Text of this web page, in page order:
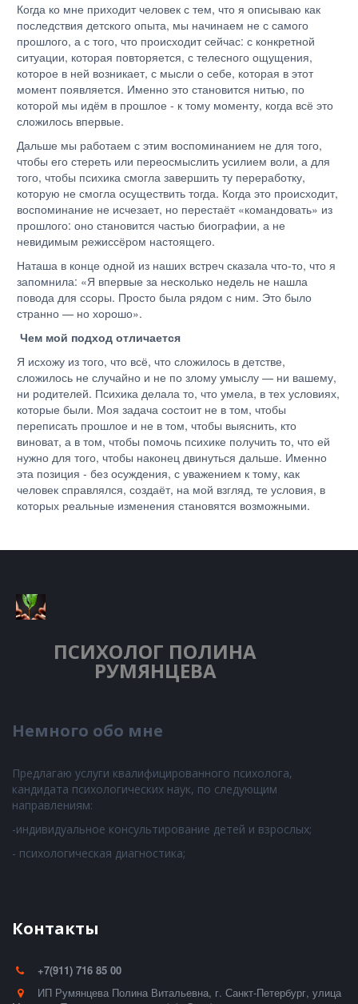
Когда ко мне приходит человек с тем, что я описываю как
последствия детского опыта, мы начинаем не с самого
прошлого, а с того, что происходит сейчас: с конкретной
ситуации, которая повторяется, с телесного ощущения,
которое в ней возникает, с мысли о себе, которая в этот
момент появляется. Именно это становится нитью, по
которой мы идём в прошлое - к тому моменту, когда всё это
сложилось впервые.
Дальше мы работаем с этим воспоминанием не для того,
чтобы его стереть или переосмыслить усилием воли, а для
того, чтобы психика смогла завершить ту переработку,
которую не смогла осуществить тогда. Когда это происходит,
воспоминание не исчезает, но перестаёт «командовать» из
прошлого: оно становится частью биографии, а не
невидимым режиссёром настоящего.
Наташа в конце одной из наших встреч сказала что-то, что я
запомнила: «Я впервые за несколько недель не нашла
повода для ссоры. Просто была рядом с ним. Это было
странно — но хорошо».
Чем мой подход отличается
Я исхожу из того, что всё, что сложилось в детстве,
сложилось не случайно и не по злому умыслу — ни вашему,
ни родителей. Психика делала то, что умела, в тех условиях,
которые были. Моя задача состоит не в том, чтобы
переписать прошлое и не в том, чтобы выяснить, кто
виноват, а в том, чтобы помочь психике получить то, что ей
нужно для того, чтобы наконец двинуться дальше. Именно
эта позиция - без осуждения, с уважением к тому, как
человек справлялся, создаёт, на мой взгляд, те условия, в
которых реальные изменения становятся возможными.
ПСИХОЛОГ ПОЛИНА
РУМЯНЦЕВА
Немного обо мне
Предлагаю услуги квалифицированного психолога,
кандидата психологических наук, по следующим
направлениям:
-индивидуальное консультирование детей и взрослых;
- психологическая диагностика;
Контакты
+7(911) 716 85 00
ИП Румянцева Полина Витальевна, г. Санкт-Петербург, улица